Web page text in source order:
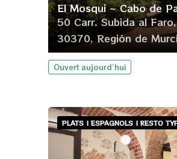
El Mosqui ~ Cabo de
50 Carr. Subida al
30370, Región de
Ouvert aujourd’hui
PLATS | ESPAGNOLS | RESTO